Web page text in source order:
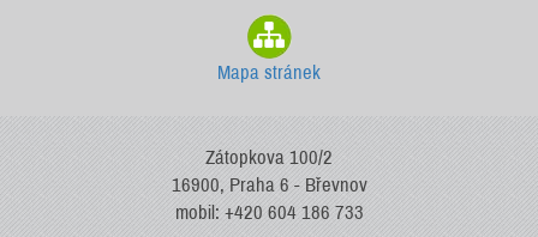
Mapa stránek
Zátopkova 100/2
16900, Praha 6 - Břevnov
mobil: +420 604 186 733